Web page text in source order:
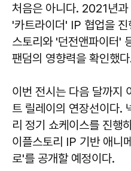
처음은 아니다. 2021년
'카트라이더' IP 협업을
스토리와 '던전앤파이터'
팬덤의 영향력을 확인했
이번 전시는 다음 달까지
트 릴레이의 연장선이다.
리 정기 쇼케이스를 진행
이플스토리 IP 기반 애니
로'를 공개할 예정이다.